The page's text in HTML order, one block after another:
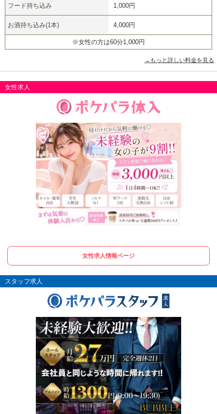
フード持ち込み 1,000円
お酒持ち込み(1本) 4,000円
※女性の方は60分1,000円
→もっと詳しい料金を見る
女性求人
女性求人情報ページ
スタッフ求人